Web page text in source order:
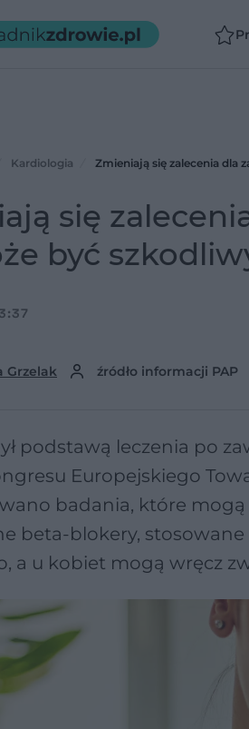
Kardiologia Zmieniają się zalecenia dla
się
być
Grzelak źródło informacji PAP
podstawą leczenia po
Europejskiego
badania, które
beta-blokery,
a u kobiet mogą wręcz